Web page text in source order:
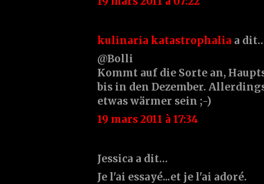
kulinaria katastrophalia a
@Bolli
Kommt auf die Sorte an,
bis in den Dezember.
etwas wärmer sein ;-)
19 mars 2011 à 17:34
Jessica a dit…
Je l'ai essayé...et je l'ai adoré.